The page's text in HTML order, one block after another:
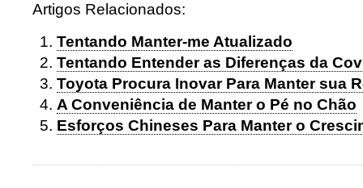
Artigos Relacionados:
Tentando Manter-me Atualizado
Tentando Entender as Diferenças da
Toyota Procura Inovar Para Manter sua
A Conveniência de Manter o Pé no Chão
Esforços Chineses Para Manter o